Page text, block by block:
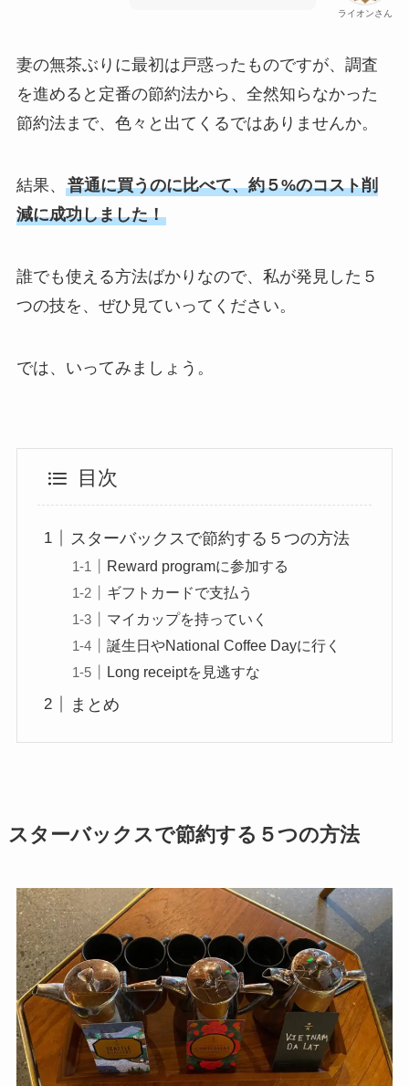
ライオンさん
妻の無茶ぶりに最初は戸惑ったものですが、調査
を進めると定番の節約法から、全然知らなかった
節約法まで、色々と出てくるではありませんか。
結果、 普通に買うのに比べて、約５%のコスト削
減に成功しました！
誰でも使える方法ばかりなので、私が発見した５
つの技を、ぜひ見ていってください。
では、いってみましょう。
目次
スターバックスで節約する５つの方法
Reward programに参加する
ギフトカードで支払う
マイカップを持っていく
誕生日やNational Coffee Dayに行く
Long receiptを見逃すな
まとめ
スターバックスで節約する５つの方法